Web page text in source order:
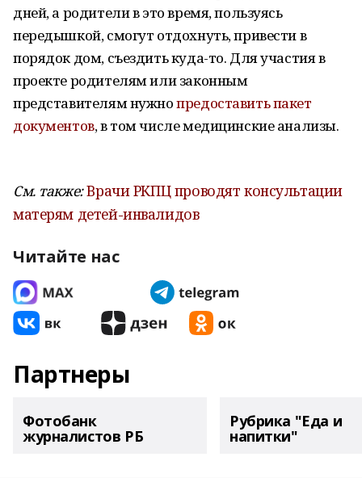
дней, а родители в это время, пользуясь
передышкой, смогут отдохнуть, привести в
порядок дом, съездить куда-то. Для участия в
проекте родителям или законным
представителям нужнопредоставить пакет
документов, в том числе медицинские анализы.
См. также:Врачи РКПЦ проводят консультации
матерям детей-инвалидов
Читайте нас
Партнеры
Фотобанк
журналистов РБ
Рубрика "Еда и
напитки"